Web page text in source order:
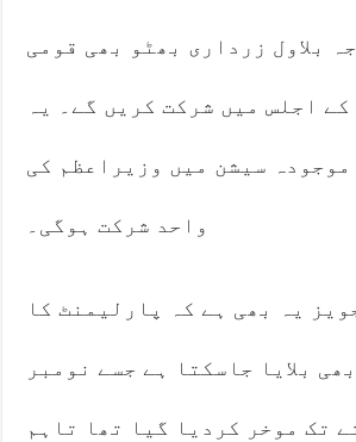
بلاول زرداری بھٹو بھی قومی
کے اجلس میں شرکت کریں گے۔ یہ
موجودہ سیشن میں وزیراعظم کی
واحد شرکت ہوگی۔
یہ بھی ہے کہ پارلیمنٹ کا
بلایا جاسکتا ہے جسے نومبر
تک موخر کردیا گیا تھا تاہم